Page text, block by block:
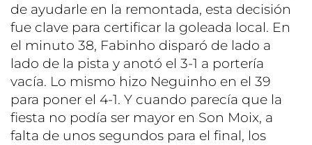
de ayudarle en la remontada, esta decisión
fue clave para certificar la goleada local. En
el minuto 38, Fabinho disparó de lado a
lado de la pista y anotó el 3-1 a portería
vacía. Lo mismo hizo Neguinho en el 39
para poner el 4-1. Y cuando parecía que la
fiesta no podía ser mayor en Son Moix, a
falta de unos segundos para el final, los